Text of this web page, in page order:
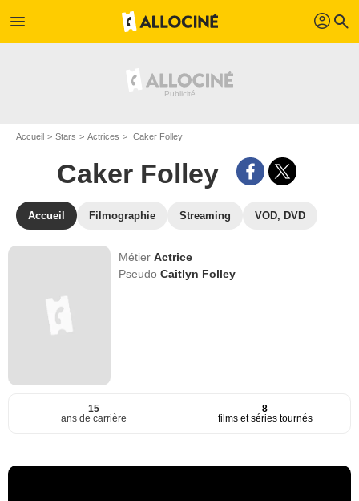
menu profil search
Accueil Stars Actrices Caker Folley
Caker Folley
Accueil Filmographie Streaming VOD, DVD
MétierActrice
PseudoCaitlyn Folley
15
ans de carrière
8
films et séries tournés